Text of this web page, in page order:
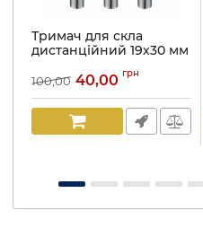
Тримач для скла
дистанційний 19х30 мм
Артикул: 816
100,00 40,00 грн